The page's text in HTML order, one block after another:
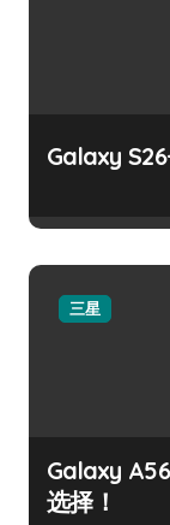
Galaxy
三星
Galaxy
选择！